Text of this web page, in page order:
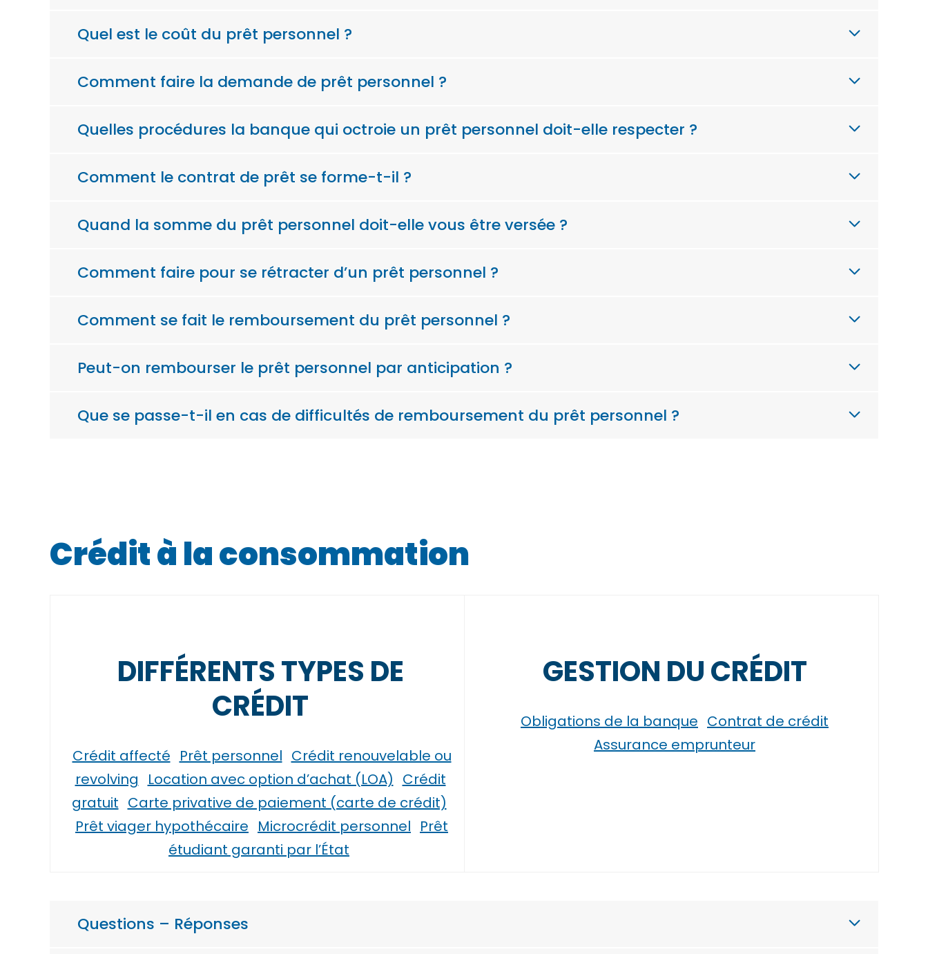
Quel est le coût du prêt personnel ?
Comment faire la demande de prêt personnel ?
Quelles procédures la banque qui octroie un prêt personnel doit-elle respecter ?
Comment le contrat de prêt se forme-t-il ?
Quand la somme du prêt personnel doit-elle vous être versée ?
Comment faire pour se rétracter d’un prêt personnel ?
Comment se fait le remboursement du prêt personnel ?
Peut-on rembourser le prêt personnel par anticipation ?
Que se passe-t-il en cas de difficultés de remboursement du prêt personnel ?
Crédit à la consommation
DIFFÉRENTS TYPES DE
CRÉDIT
Crédit affecté Prêt personnel Crédit renouvelable ou
revolving
Location avec option d’achat (LOA) Crédit
gratuit Carte privative de paiement (carte de crédit)
Prêt viager hypothécaire Microcrédit personnel Prêt
étudiant garanti par l’État
GESTION DU CRÉDIT
Obligations de la banque Contrat de crédit
Assurance emprunteur
Questions – Réponses